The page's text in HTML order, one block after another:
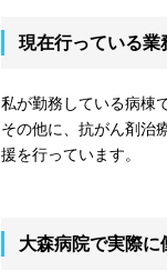
現在行っている業
私が勤務している病棟
その他に、抗がん剤治
援を行っています。
大森病院で実際